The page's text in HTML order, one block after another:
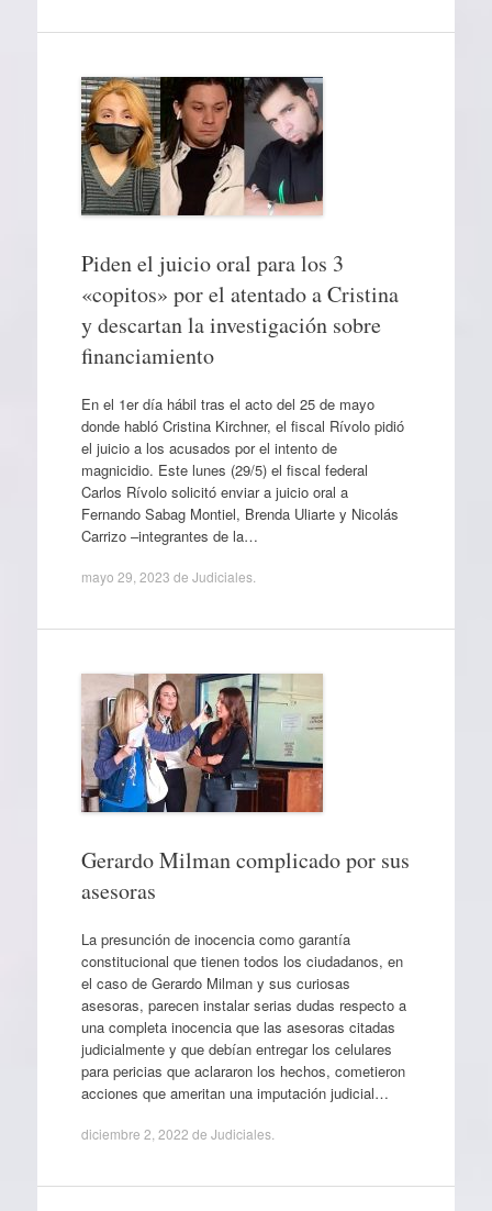
Piden el juicio oral para los 3
«copitos» por el atentado a Cristina
y descartan la investigación sobre
financiamiento
En el 1er día hábil tras el acto del 25 de mayo
donde habló Cristina Kirchner, el fiscal Rívolo pidió
el juicio a los acusados por el intento de
magnicidio. Este lunes (29/5) el fiscal federal
Carlos Rívolo solicitó enviar a juicio oral a
Fernando Sabag Montiel, Brenda Uliarte y Nicolás
Carrizo –integrantes de la…
mayo 29, 2023 de Judiciales.
Gerardo Milman complicado por sus
asesoras
La presunción de inocencia como garantía
constitucional que tienen todos los ciudadanos, en
el caso de Gerardo Milman y sus curiosas
asesoras, parecen instalar serias dudas respecto a
una completa inocencia que las asesoras citadas
judicialmente y que debían entregar los celulares
para pericias que aclararon los hechos, cometieron
acciones que ameritan una imputación judicial…
diciembre 2, 2022 de Judiciales.